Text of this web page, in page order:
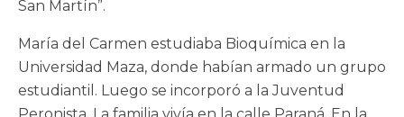
San Martín”.
María del Carmen estudiaba Bioquímica en la
Universidad Maza, donde habían armado un grupo
estudiantil. Luego se incorporó a la Juventud